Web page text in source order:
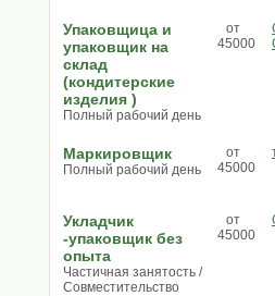
Упаковщица и
упаковщик на
склад
(кондитерские
изделия )
Полный рабочий день
от
45000
Маркировщик
Полный рабочий день
от
45000
Укладчик
-упаковщик без
опыта
Частичная занятость /
Совместительство
от
45000